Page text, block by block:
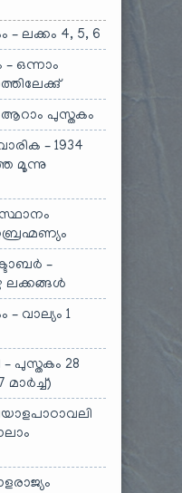
– ലക്കം 4, 5, 6
ഒന്നാം
പുസ്തകം
– 1934
മൂന്നു
–
വാല്യം 1
പുസ്തകം 28
മാർച്ച്)